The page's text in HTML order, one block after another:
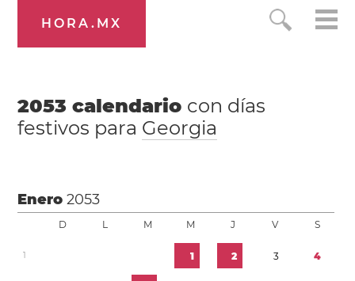
HORA.MX
2053 calendario con días
festivos para Georgia
Enero2053
D L M M J V S
1 1 2 3 4